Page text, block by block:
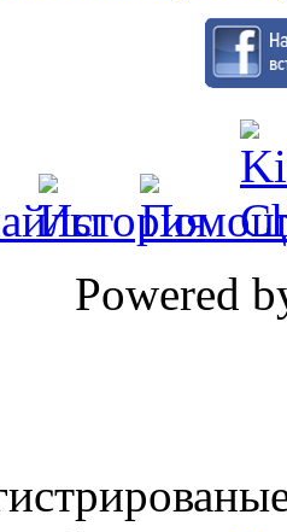
Powered